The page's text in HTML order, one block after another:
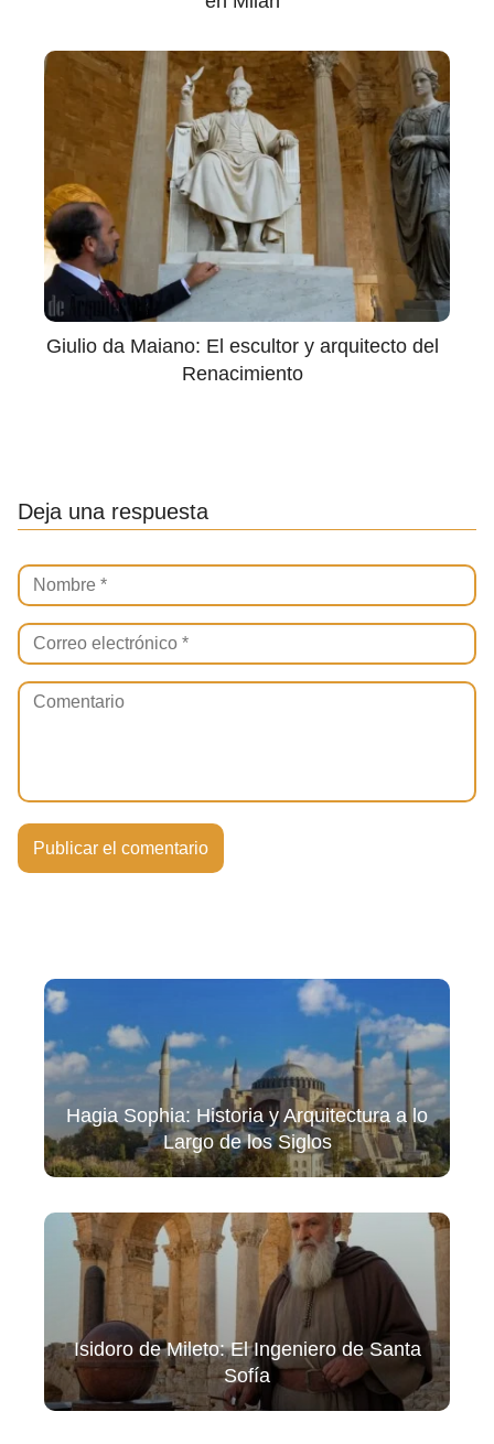
Giulio da Maiano: El escultor y arquitecto del
Renacimiento
Deja una respuesta
Hagia Sophia: Historia y Arquitectura a lo
Largo de los Siglos
Isidoro de Mileto: El Ingeniero de Santa
Sofía